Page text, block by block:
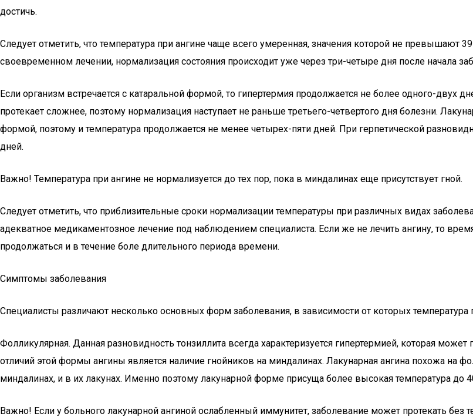
достичь.
Следует отметить, что температура при ангине чаще всего умеренная, значения которой не превышают
своевременном лечении, нормализация состояния происходит уже через три-четыре дня после начала
Если организм встречается с катаральной формой, то гипертермия продолжается не более одного-двух
протекает сложнее, поэтому нормализация наступает не раньше третьего-четвертого дня болезни.
формой, поэтому и температура продолжается не менее четырех-пяти дней. При герпетической
дней.
Важно! Температура при ангине не нормализуется до тех пор, пока в миндалинах еще присутствует гной.
Следует отметить, что приблизительные сроки нормализации температуры при различных видах
адекватное медикаментозное лечение под наблюдением специалиста. Если же не лечить ангину, то
продолжаться и в течение боле длительного периода времени.
Симптомы заболевания
Специалисты различают несколько основных форм заболевания, в зависимости от которых температура
Фолликулярная. Данная разновидность тонзиллита всегда характеризуется гипертермией, которая
отличий этой формы ангины является наличие гнойников на миндалинах. Лакунарная ангина похожа на
миндалинах, и в их лакунах. Именно поэтому лакунарной форме присуща более высокая температура до
Важно! Если у больного лакунарной ангиной ослабленный иммунитет, заболевание может протекать без